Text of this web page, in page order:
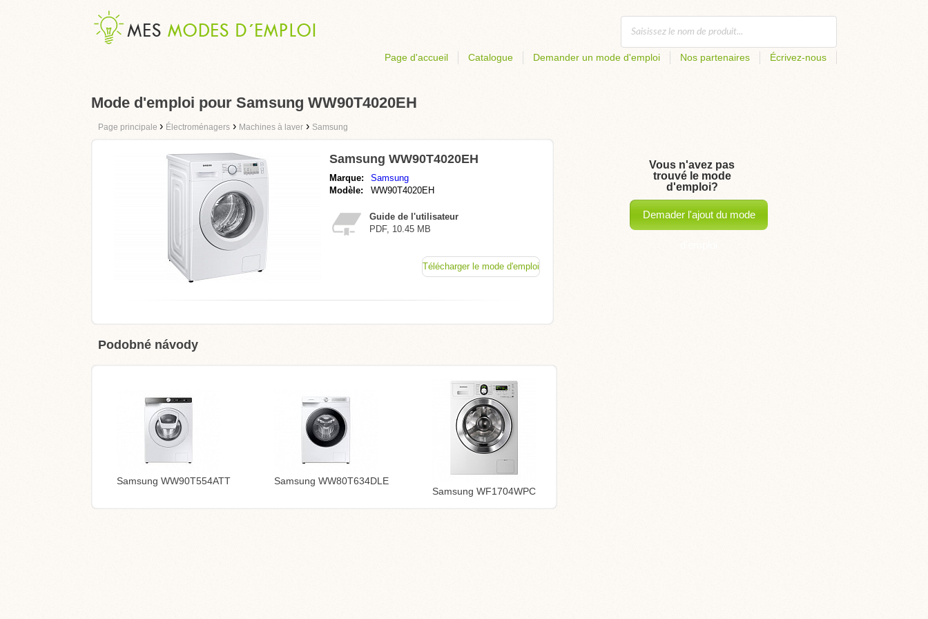
Page d'accueil Catalogue Demander un mode d'emploi Nos partenaires Écrivez-nous
Mode d'emploi pour Samsung WW90T4020EH
Page principale › Électroménagers › Machines à laver › Samsung
Samsung WW90T4020EH
Marque:
Samsung
Modèle:
WW90T4020EH
Guide de l'utilisateur
PDF, 10.45 MB
Télécharger le mode d'emploi
Podobné návody
Samsung WW90T554ATT
Samsung WW80T634DLE
Samsung WF1704WPC
Vous n'avez pas
trouvé le mode
d'emploi?
Demader l'ajout du mode